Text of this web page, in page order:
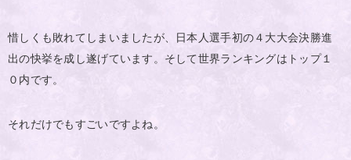
惜しくも敗れてしまいましたが、日本人選手初の４大大会決勝進
出の快挙を成し遂げています。そして世界ランキングはトップ１
０内です。
それだけでもすごいですよね。